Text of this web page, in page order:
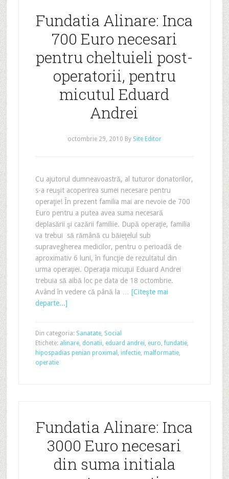
Fundatia Alinare: Inca
700 Euro necesari
pentru cheltuieli post-
operatorii, pentru
micutul Eduard
Andrei
octombrie 29, 2010 By Site Editor
Cu ajutorul dumneavoastră, al tuturor donatorilor,
s-a reuşit acoperirea sumei necesare pentru
operaţie! În prezent familia mai are nevoie de 700
Euro pentru a putea avea suma necesară
deplasării şi cazării familiie. După operaţie, familia
va trebui să rămână cu băieţelul sub
supravegherea medicilor, pentru o perioadă de
aproximativ 6 luni, în funcţie de rezultatul din
urma operaţiei. Operaţia micuţui Eduard Andrei
trebuia să aibă loc pe data de 18 octombrie.
Având în vedere că până la … [Citeşte mai
departe...]
Din categoria: Sanatate, Social
Etichete: alinare, donatii, eduard andrei, euro,fundatie,
hipospadias penian proximal , infectie, malformatie,
operatie
Fundatia Alinare: Inca
3000 Euro necesari
din suma initiala